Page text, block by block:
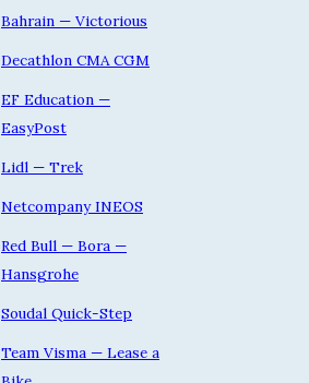
Bahrain — Victorious
Decathlon CMA CGM
EF Education —
EasyPost
Lidl — Trek
Netcompany INEOS
Red Bull — Bora —
Hansgrohe
Soudal Quick-Step
Team Visma — Lease a